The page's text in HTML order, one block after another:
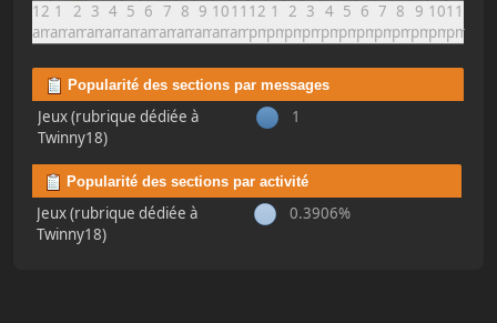
12
am
1
am
2
am
3
am
4
am
5
am
6
am
7
am
8
am
9
am
10
am
11
am
12
pm
1
pm
2
pm
3
pm
4
pm
5
pm
6
pm
7
pm
8
pm
9
pm
10
pm
11
pm
Popularité des sections par messages
Jeux (rubrique dédiée à
Twinny18)
1
Popularité des sections par activité
Jeux (rubrique dédiée à
Twinny18)
0.3906%